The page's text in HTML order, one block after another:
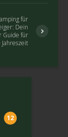
für
Dein
Guide für
12